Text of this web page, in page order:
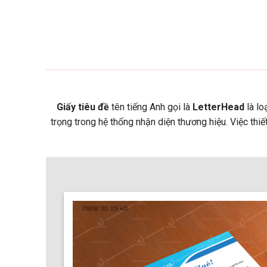
Giấy tiêu đềtên tiếng Anh gọi là LetterHead là
trọng trong hệ thống nhận diện thương hiệu. Việc